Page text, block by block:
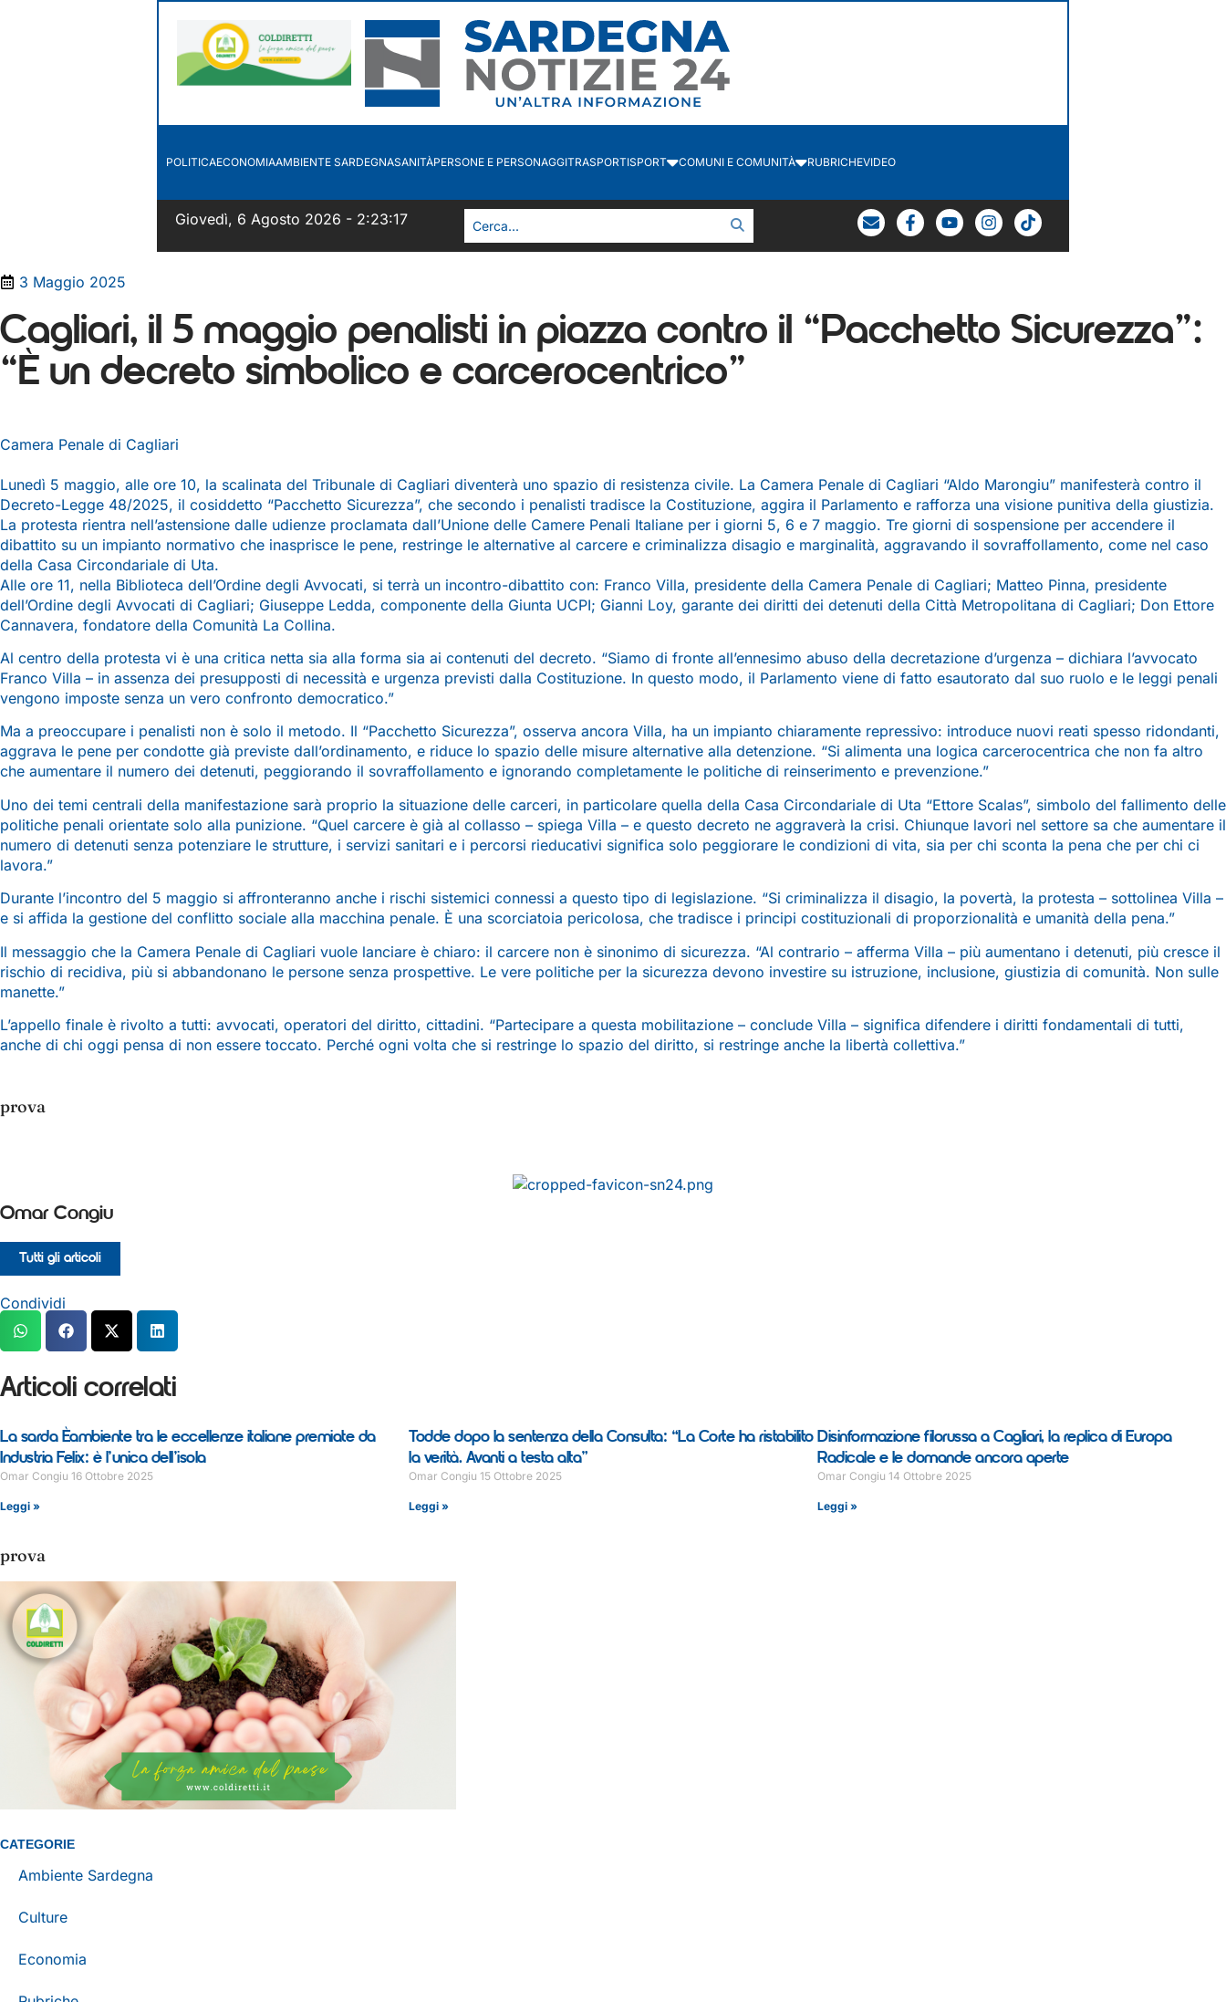
POLITICAECONOMIAAMBIENTE SARDEGNASANITÀPERSONE E PERSONAGGITRASPORTISPORT COMUNI E COMUNITÀ RUBRICHEVIDEO
Giovedì, 6 Agosto 2026 - 2:23:18
3 Maggio 2025
Cagliari, il 5 maggio penalisti in piazza contro il “Pacchetto Sicurezza”:
“È un decreto simbolico e carcerocentrico”
Camera Penale di Cagliari
Lunedì 5 maggio, alle ore 10, la scalinata del Tribunale di Cagliari diventerà uno spazio di resistenza civile. La Camera Penale di Cagliari “Aldo Marongiu” manifesterà contro il
Decreto-Legge 48/2025, il cosiddetto “Pacchetto Sicurezza”, che secondo i penalisti tradisce la Costituzione, aggira il Parlamento e rafforza una visione punitiva della giustizia.
La protesta rientra nell’astensione dalle udienze proclamata dall’Unione delle Camere Penali Italiane per i giorni 5, 6 e 7 maggio. Tre giorni di sospensione per accendere il
dibattito su un impianto normativo che inasprisce le pene, restringe le alternative al carcere e criminalizza disagio e marginalità, aggravando il sovraffollamento, come nel caso
della Casa Circondariale di Uta.
Alle ore 11, nella Biblioteca dell’Ordine degli Avvocati, si terrà un incontro-dibattito con: Franco Villa, presidente della Camera Penale di Cagliari; Matteo Pinna, presidente
dell’Ordine degli Avvocati di Cagliari; Giuseppe Ledda, componente della Giunta UCPI; Gianni Loy, garante dei diritti dei detenuti della Città Metropolitana di Cagliari; Don Ettore
Cannavera, fondatore della Comunità La Collina.
Al centro della protesta vi è una critica netta sia alla forma sia ai contenuti del decreto. “Siamo di fronte all’ennesimo abuso della decretazione d’urgenza – dichiara l’avvocato
Franco Villa – in assenza dei presupposti di necessità e urgenza previsti dalla Costituzione. In questo modo, il Parlamento viene di fatto esautorato dal suo ruolo e le leggi penali
vengono imposte senza un vero confronto democratico.”
Ma a preoccupare i penalisti non è solo il metodo. Il “Pacchetto Sicurezza”, osserva ancora Villa, ha un impianto chiaramente repressivo: introduce nuovi reati spesso ridondanti,
aggrava le pene per condotte già previste dall’ordinamento, e riduce lo spazio delle misure alternative alla detenzione. “Si alimenta una logica carcerocentrica che non fa altro
che aumentare il numero dei detenuti, peggiorando il sovraffollamento e ignorando completamente le politiche di reinserimento e prevenzione.”
Uno dei temi centrali della manifestazione sarà proprio la situazione delle carceri, in particolare quella della Casa Circondariale di Uta “Ettore Scalas”, simbolo del fallimento delle
politiche penali orientate solo alla punizione. “Quel carcere è già al collasso – spiega Villa – e questo decreto ne aggraverà la crisi. Chiunque lavori nel settore sa che aumentare il
numero di detenuti senza potenziare le strutture, i servizi sanitari e i percorsi rieducativi significa solo peggiorare le condizioni di vita, sia per chi sconta la pena che per chi ci
lavora.”
Durante l’incontro del 5 maggio si affronteranno anche i rischi sistemici connessi a questo tipo di legislazione. “Si criminalizza il disagio, la povertà, la protesta – sottolinea Villa –
e si affida la gestione del conflitto sociale alla macchina penale. È una scorciatoia pericolosa, che tradisce i principi costituzionali di proporzionalità e umanità della pena.”
Il messaggio che la Camera Penale di Cagliari vuole lanciare è chiaro: il carcere non è sinonimo di sicurezza. “Al contrario – afferma Villa – più aumentano i detenuti, più cresce il
rischio di recidiva, più si abbandonano le persone senza prospettive. Le vere politiche per la sicurezza devono investire su istruzione, inclusione, giustizia di comunità. Non sulle
manette.”
L’appello finale è rivolto a tutti: avvocati, operatori del diritto, cittadini. “Partecipare a questa mobilitazione – conclude Villa – significa difendere i diritti fondamentali di tutti,
anche di chi oggi pensa di non essere toccato. Perché ogni volta che si restringe lo spazio del diritto, si restringe anche la libertà collettiva.”
prova
Omar Congiu
Tutti gli articoli
Condividi
Articoli correlati
La sarda Èambiente tra le eccellenze italiane premiate da
Industria Felix: è l’unica dell’isola
Omar Congiu 16 Ottobre 2025
Leggi »
Todde dopo la sentenza della Consulta: “La Corte ha ristabilito
la verità. Avanti a testa alta”
Omar Congiu 15 Ottobre 2025
Leggi »
Disinformazione filorussa a Cagliari, la replica di Europa
Radicale e le domande ancora aperte
Omar Congiu 14 Ottobre 2025
Leggi »
prova
CATEGORIE
Ambiente Sardegna
Culture
Economia